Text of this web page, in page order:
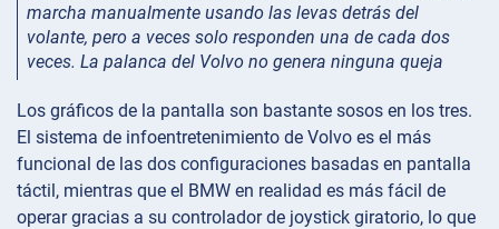
marcha manualmente usando las levas detrás del
volante, pero a veces solo responden una de cada dos
veces. La palanca del Volvo no genera ninguna queja
Los gráficos de la pantalla son bastante sosos en los tres.
El sistema de infoentretenimiento de Volvo es el más
funcional de las dos configuraciones basadas en pantalla
táctil, mientras que el BMW en realidad es más fácil de
operar gracias a su controlador de joystick giratorio, lo que